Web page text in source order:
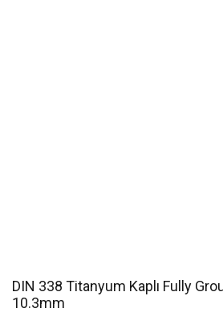
DIN 338 Titanyum Kaplı Fully
10.3mm